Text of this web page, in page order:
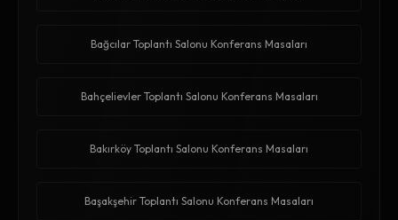
Bağcılar Toplantı Salonu Konferans Masaları
Bahçelievler Toplantı Salonu Konferans Masaları
Bakırköy Toplantı Salonu Konferans Masaları
Başakşehir Toplantı Salonu Konferans Masaları